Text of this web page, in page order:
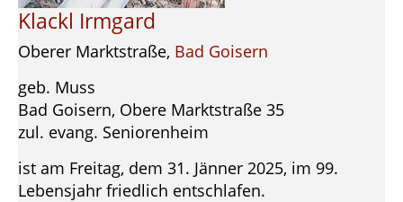
Klackl Irmgard
Oberer Marktstraße, Bad Goisern
geb. Muss
Bad Goisern, Obere Marktstraße 35
zul. evang. Seniorenheim
ist am Freitag, dem 31. Jänner 2025, im 99.
Lebensjahr friedlich entschlafen.